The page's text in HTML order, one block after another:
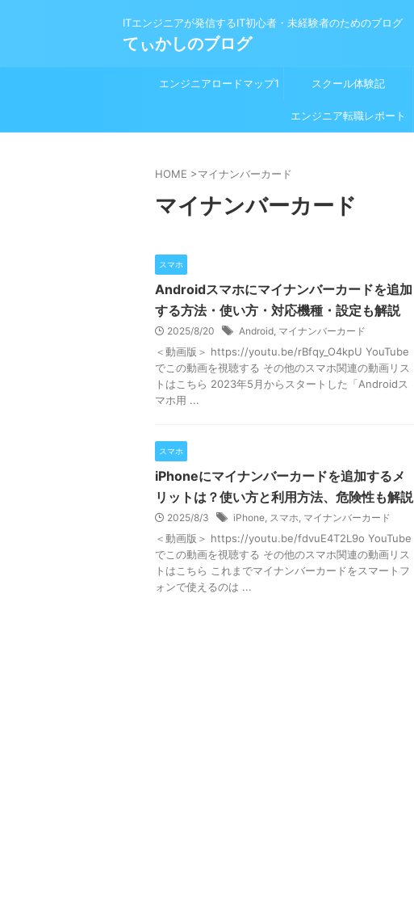
ITエンジニアが発信するIT初心者・未経験者のためのブログ
てぃかしのブログ
エンジニアロードマップ1 スクール体験記
エンジニア転職レポート
HOME >マイナンバーカード
マイナンバーカード
スマホ
Androidスマホにマイナンバーカードを追加
する方法・使い方・対応機種・設定も解説
2025/8/20 Android, マイナンバーカード
＜動画版＞ https://youtu.be/rBfqy_O4kpU YouTube
でこの動画を視聴する その他のスマホ関連の動画リス
トはこちら 2023年5月からスタートした「Androidス
マホ用 ...
スマホ
iPhoneにマイナンバーカードを追加するメ
リットは？使い方と利用方法、危険性も解説
2025/8/3 iPhone, スマホ, マイナンバーカード
＜動画版＞ https://youtu.be/fdvuE4T2L9o YouTube
でこの動画を視聴する その他のスマホ関連の動画リス
トはこちら これまでマイナンバーカードをスマートフ
ォンで使えるのは ...